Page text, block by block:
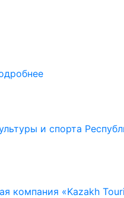
и спорта
компания «Kazakh